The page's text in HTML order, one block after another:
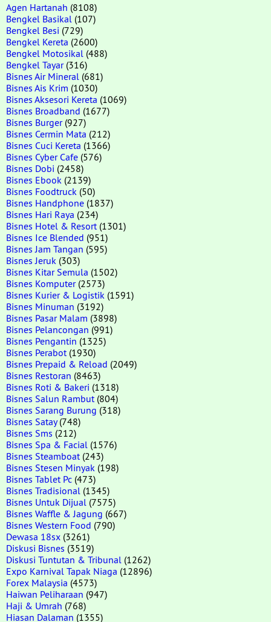
Agen Hartanah (8108)
Bengkel Basikal (107)
Bengkel Besi (729)
Bengkel Kereta (2600)
Bengkel Motosikal (488)
Bengkel Tayar(316)
Bisnes Air Mineral (681)
Bisnes Ais Krim (1030)
Bisnes Aksesori Kereta (1069)
Bisnes Broadband (1677)
Bisnes Burger(927)
Bisnes Cermin Mata (212)
Bisnes Cuci Kereta (1366)
Bisnes Cyber Cafe (576)
Bisnes Dobi (2458)
Bisnes Ebook (2139)
Bisnes Foodtruck (50)
Bisnes Handphone (1837)
Bisnes Hari Raya (234)
Bisnes Hotel & Resort (1301)
Bisnes Ice Blended (951)
Bisnes Jam Tangan (595)
Bisnes Jeruk (303)
Bisnes Kitar Semula (1502)
Bisnes Komputer(2573)
Bisnes Kurier & Logistik (1591)
Bisnes Minuman (3192)
Bisnes Pasar Malam (3898)
Bisnes Pelancongan (991)
Bisnes Pengantin (1325)
Bisnes Perabot (1930)
Bisnes Prepaid & Reload (2049)
Bisnes Restoran (8463)
Bisnes Roti & Bakeri (1318)
Bisnes Salun Rambut (804)
Bisnes Sarang Burung (318)
Bisnes Satay(748)
Bisnes Sms (212)
Bisnes Spa & Facial (1576)
Bisnes Steamboat (243)
Bisnes Stesen Minyak (198)
Bisnes Tablet Pc (473)
Bisnes Tradisional (1345)
Bisnes Untuk Dijual (7575)
Bisnes Waffle & Jagung (667)
Bisnes Western Food (790)
Dewasa 18sx (3261)
Diskusi Bisnes (3519)
Diskusi Tuntutan & Tribunal (1262)
Expo Karnival Tapak Niaga (12896)
Forex Malaysia (4573)
Haiwan Peliharaan (947)
Haji & Umrah (768)
Hiasan Dalaman (1355)